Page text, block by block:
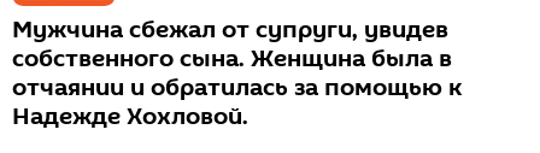
Мужчина сбежал от супруги, увидев
собственного сына. Женщина была в
отчаянии и обратилась за помощью к
Надежде Хохловой.